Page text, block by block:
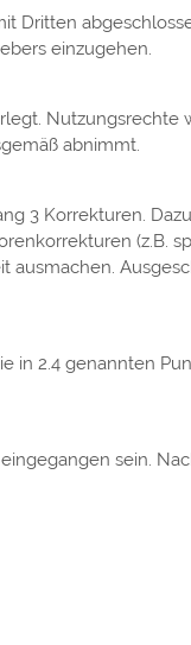
Dritten
einzugehen.
Nutzungsrechte
abnimmt.
3 Korrekturen.
(z.B.
in 2.4 genannten
sein.